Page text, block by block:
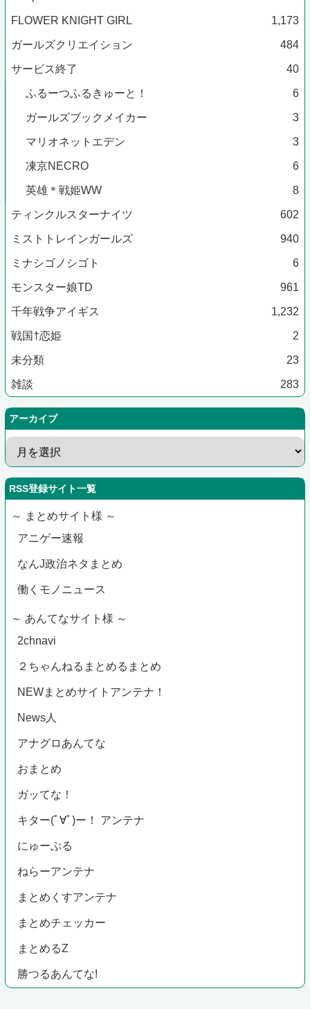
FLOWER KNIGHT GIRL 1,173
ガールズクリエイション 484
サービス終了 40
ふるーつふるきゅーと！ 6
ガールズブックメイカー 3
マリオネットエデン 3
凍京NECRO 6
英雄＊戦姫WW 8
ティンクルスターナイツ 602
ミストトレインガールズ 940
ミナシゴノシゴト 6
モンスター娘TD 961
千年戦争アイギス 1,232
戦国†恋姫 2
未分類 23
雑談 283
アーカイブ
RSS登録サイト一覧
～ まとめサイト様 ～
アニゲー速報
なんJ政治ネタまとめ
働くモノニュース
～ あんてなサイト様 ～
2chnavi
２ちゃんねるまとめるまとめ
NEWまとめサイトアンテナ！
News人
アナグロあんてな
おまとめ
ガッてな！
キター(ﾟ∀ﾟ)ー！ アンテナ
にゅーぷる
ねらーアンテナ
まとめくすアンテナ
まとめチェッカー
まとめるZ
勝つるあんてな!